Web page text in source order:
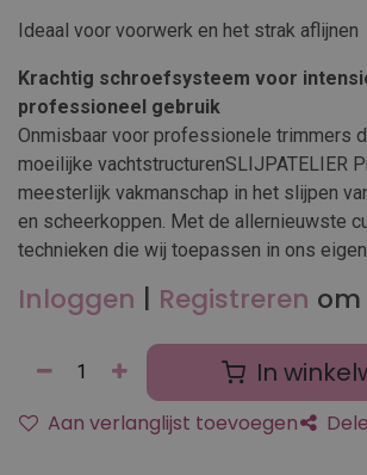
Ideaal voor voorwerk en het strak aflijnen
Krachtig schroefsysteem voor
professioneel gebruik
Onmisbaar voor professionele trimmers
moeilijke vachtstructurenSLIJPATELIER
meesterlijk vakmanschap in het slijpen
en scheerkoppen. Met de allernieuwste
technieken die wij toepassen in ons
Inloggen | Registreren om
In
Aan verlanglijst toevoegen